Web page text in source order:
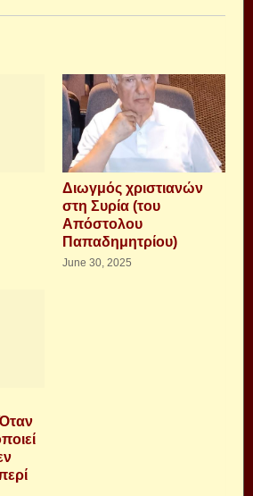
Διωγμός χριστιανών
στη Συρία (του
Απόστολου
Παπαδημητρίου)
June 30, 2025